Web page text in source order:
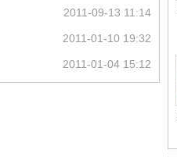
2011-09-13 11:14
2011-01-10 19:32
2011-01-04 15:12